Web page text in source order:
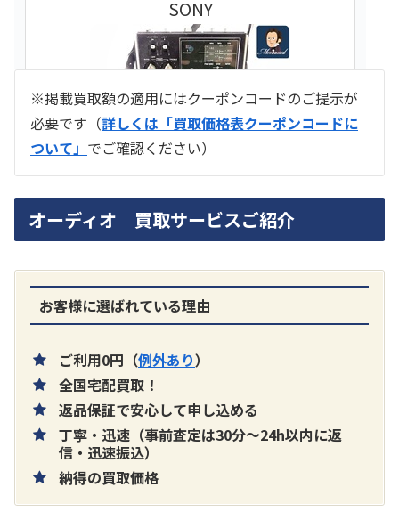
SONY
買取価格：お問合せください
SONY
片耳巻き取りイヤホン内蔵ラジオ SRF-
※掲載買取額の適用にはクーポンコードのご提示が
必要です（詳しくは「買取価格表クーポンコードに
ついて」 でご確認ください）
オーディオ 買取サービスご紹介
お客様に選ばれている理由
ご利用0円（例外あり）
全国宅配買取！
返品保証で安心して申し込める
丁寧・迅速（事前査定は30分～24h以内に返
信・迅速振込）
納得の買取価格